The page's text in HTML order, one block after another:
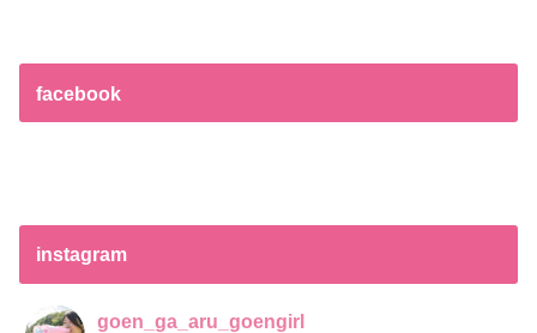
facebook
instagram
goen_ga_aru_goengirl